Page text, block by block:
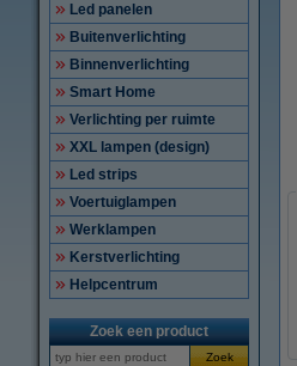
Led panelen
Buitenverlichting
Binnenverlichting
Smart Home
Verlichting per ruimte
XXL lampen (design)
Led strips
Voertuiglampen
Werklampen
Kerstverlichting
Helpcentrum
Zoek een product
Zoek